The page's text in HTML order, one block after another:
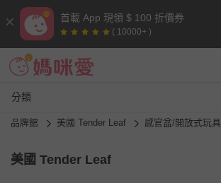
首載 App 現領 $ 100 折價券
( 10000+ )
分類
品牌館 美國 Tender Leaf 感官盆/開放式玩具
美國 Tender Leaf